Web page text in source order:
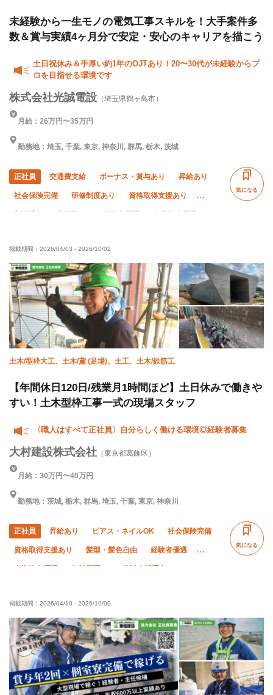
未経験から一生モノの電気工事スキルを！大手案件多
数＆賞与実績4ヶ月分で安定・安心のキャリアを描こう
土日祝休み＆手厚い約1年のOJTあり！20〜30代が未経験からプ
ロを目指せる環境です
株式会社光誠電設 （埼玉県鶴ヶ島市）
月給：26万円〜35万円
勤務地：埼玉, 千葉, 東京, 神奈川, 群馬, 栃木, 茨城
正社員 交通費支給 ボーナス・賞与あり 昇給あり
社会保険完備 研修制度あり 資格取得支援あり
制服貸与 未経験OK 経験者優遇 有資格者優遇
年末年始休暇 車・バイク通勤OK
残業月20時間以下
気になる
掲載期間： 2026/04/03 - 2026/10/02
土木/型枠大工、土木/鳶 (足場)、土工、土木/鉄筋工
【年間休日120日/残業月1時間ほど】土日休みで働きや
すい！土木型枠工事一式の現場スタッフ
〈職人はすべて正社員〉自分らしく働ける環境◎経験者募集
大村建設株式会社 （東京都葛飾区）
月給：30万円〜40万円
勤務地：茨城, 栃木, 群馬, 埼玉, 千葉, 東京, 神奈川
正社員 昇給あり ピアス・ネイルOK 社会保険完備
資格取得支援あり 髪型・髪色自由 経験者優遇
車・バイク通勤OK 夏季休暇
気になる
掲載期間： 2026/04/10 - 2026/10/09